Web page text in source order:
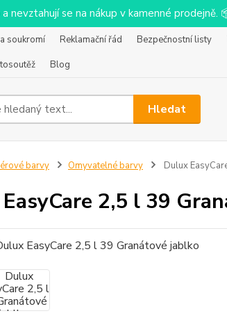
nevztahují se na nákup v kamenné
soukromí Reklamační řád Bezpečnostní listy
Blog
Hledat
barvy Omyvatelné barvy Dulux
2,5 l 39